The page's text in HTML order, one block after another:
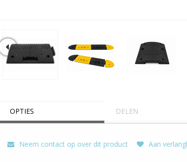
OPTIES DELEN
Neem contact op over dit product Aan